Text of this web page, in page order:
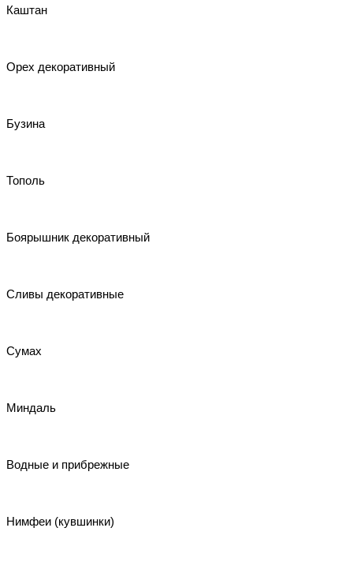
Каштан
Орех декоративный
Бузина
Тополь
Боярышник декоративный
Сливы декоративные
Сумах
Миндаль
Водные и прибрежные
Нимфеи (кувшинки)